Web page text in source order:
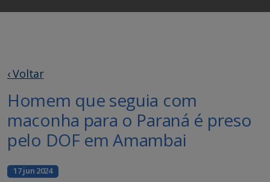
‹ Voltar
Homem que seguia com
maconha para o Paraná é preso
pelo DOF em Amambai
17 jun 2024